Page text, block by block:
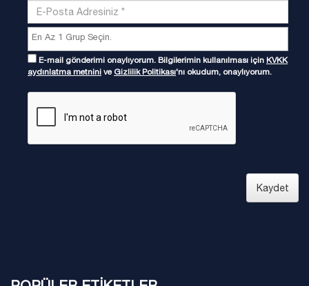
E-mail gönderimi onaylıyorum. Bilgilerimin kullanılması için KVKK
aydınlatma metnini ve Gizlilik Politikası'nı okudum, onaylıyorum.
Kaydet